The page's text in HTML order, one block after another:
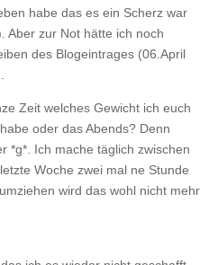
habe das es ein Scherz war
Aber zur Not hätte ich noch
des Blogeintrages (06.April
Zeit welches Gewicht ich euch
oder das Abends? Denn
*g*. Ich mache täglich zwischen
Woche zwei mal ne Stunde
wird das wohl nicht mehr